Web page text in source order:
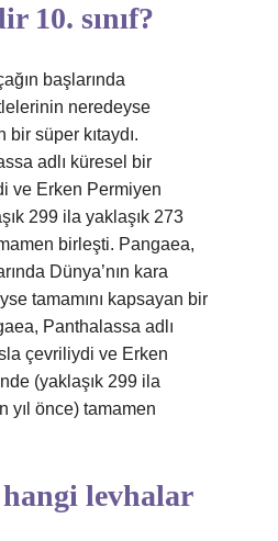
10. sınıf?
başlarında
neredeyse
bir süper kıtaydı.
adlı küresel bir
ve Erken Permiyen
299 ila yaklaşık 273
birleşti. Pangaea,
Dünya’nın kara
tamamını kapsayan bir
Panthalassa adlı
çevriliydi ve Erken
(yaklaşık 299 ila
yıl önce) tamamen
levhalar